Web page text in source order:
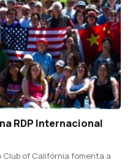
RDP Internacional
Club of Califórnia fomenta a